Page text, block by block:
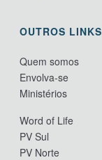
OUTROS LINKS
Quem somos
Envolva-se
Ministérios
Word of Life
PV Sul
PV Norte